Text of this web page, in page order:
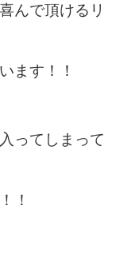
んで頂けるリ
ます！！
ってしまって
！